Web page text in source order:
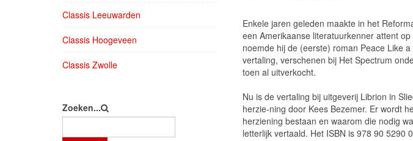
Enkele jaren geleden maakte in het
een Amerikaanse literatuurkenner attent
noemde hij de (eerste) roman Peace Like
vertaling, verschenen bij Het Spectrum
toen al uitverkocht.
Nu is de vertaling bij uitgeverij Librion in
herzie-ning door Kees Bezemer. Er wordt
herziening bestaan en waarom die nodig
letterlijk vertaald. Het ISBN is 978 90 5290
Classis Leeuwarden
Classis Hoogeveen
Classis Zwolle
Zoeken...